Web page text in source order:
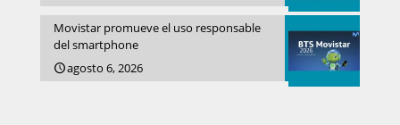
Movistar promueve el uso responsable
del smartphone
agosto 6, 2026